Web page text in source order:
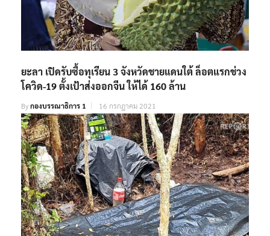
ยะลา เปิดรับซื้อทุเรียน 3 จังหวัดชายแดนใต้ ล็อตแรกช่วง
โควิด-19 ตั้งเป้าส่งออกจีน ให้ได้ 160 ล้าน
Byกองบรรณาธิการ 1 16 กรกฎาคม 2021